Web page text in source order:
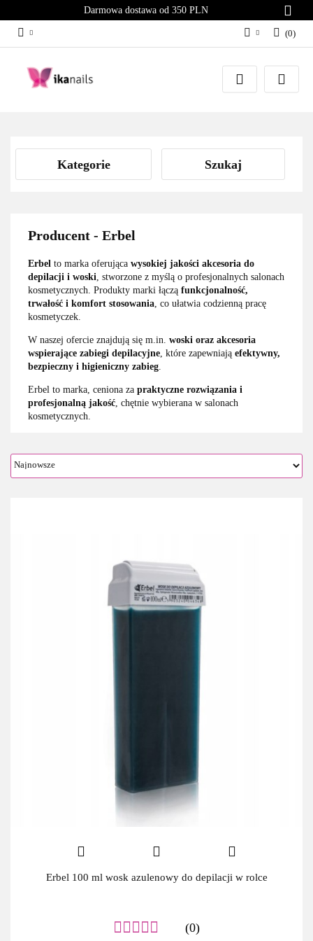
Darmowa dostawa od 350 PLN
Zaloguj się
Załóż konto
(0)
Kategorie Szukaj
Producent - Erbel
Erbel to marka oferująca wysokiej jakości akcesoria do
depilacji i woski , stworzone z myślą o profesjonalnych salonach
kosmetycznych. Produkty marki łączą funkcjonalność,
trwałość i komfort stosowania , co ułatwia codzienną pracę
kosmetyczek.
W naszej ofercie znajdują się m.in. woski oraz akcesoria
wspierające zabiegi depilacyjne , które zapewniają efektywny,
bezpieczny i higieniczny zabieg
Erbel to marka, ceniona za praktyczne rozwiązania i
profesjonalną jakość , chętnie wybierana w salonach
kosmetycznych.
Erbel 100 ml wosk azulenowy do depilacji w rolce
(0)